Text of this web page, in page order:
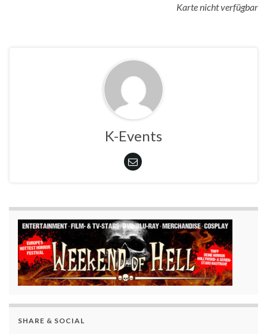
Karte nicht verfügbar
K-Events
SHARE & SOCIAL